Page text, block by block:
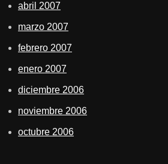
abril 2007
marzo 2007
febrero 2007
enero 2007
diciembre 2006
noviembre 2006
octubre 2006